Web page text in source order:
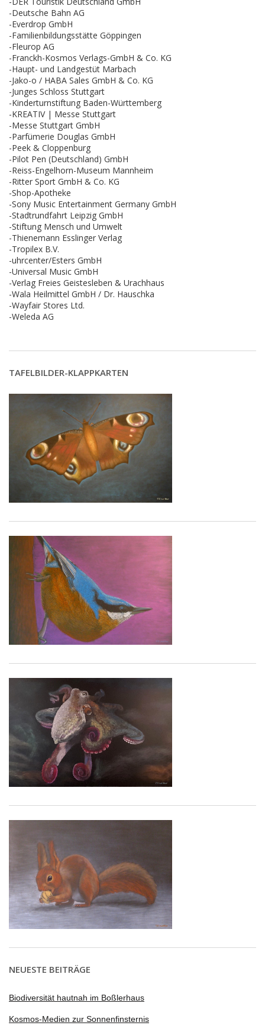
-Deutsche Bahn AG
-Everdrop GmbH
-Familienbildungsstätte Göppingen
-Fleurop AG
-Franckh-Kosmos Verlags-GmbH & Co. KG
-Haupt- und Landgestüt Marbach
-Jako-o / HABA Sales GmbH & Co. KG
-Junges Schloss Stuttgart
-Kinderturnstiftung Baden-Württemberg
-KREATIV | Messe Stuttgart
-Messe Stuttgart GmbH
-Parfümerie Douglas GmbH
-Peek & Cloppenburg
-Pilot Pen (Deutschland) GmbH
-Reiss-Engelhorn-Museum Mannheim
-Ritter Sport GmbH & Co. KG
-Shop-Apotheke
-Sony Music Entertainment Germany GmbH
-Stadtrundfahrt Leipzig GmbH
-Stiftung Mensch und Umwelt
-Thienemann Esslinger Verlag
-Tropilex B.V.
-uhrcenter/Esters GmbH
-Universal Music GmbH
-Verlag Freies Geistesleben & Urachhaus
-Wala Heilmittel GmbH / Dr. Hauschka
-Wayfair Stores Ltd.
-Weleda AG
TAFELBILDER-KLAPPKARTEN
NEUESTE BEITRÄGE
Biodiversität hautnah im Boßlerhaus
Kosmos-Medien zur Sonnenfinsternis